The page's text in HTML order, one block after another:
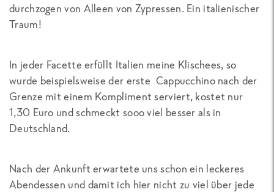
durchzogen von Alleen von Zypressen. Ein italienischer
Traum!
In jeder Facette erfüllt Italien meine Klischees, so
wurde beispielsweise der erste Cappucchino nach der
Grenze mit einem Kompliment serviert, kostet nur
1,30 Euro und schmeckt sooo viel besser als in
Deutschland.
Nach der Ankunft erwartete uns schon ein leckeres
Abendessen und damit ich hier nicht zu viel über jede